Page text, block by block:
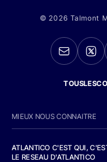
© 2026 Talmont
MIEUX NOUS CONNAITRE
ATLANTICO C'EST QUI,
LE RESEAU D'ATLANTICO